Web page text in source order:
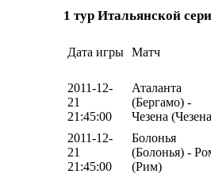
1 тур Итальянской
Дата игры Матч
2011-12-
21
21:45:00
Аталанта
(Бергамо) -
Чезена
2011-12-
21
21:45:00
Болонья
(Болонья) -
(Рим)